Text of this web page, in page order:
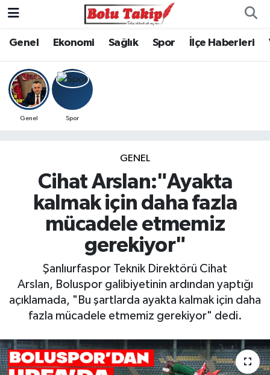
Genel Ekonomi Sağlık Spor İlçe Haberleri
Genel Spor
GENEL
Cihat Arslan:"Ayakta
kalmak için daha fazla
mücadele etmemiz
gerekiyor"
Şanlıurfaspor Teknik Direktörü Cihat
Arslan, Boluspor galibiyetinin ardından yaptığı
açıklamada, "Bu şartlarda ayakta kalmak için daha
fazla mücadele etmemiz gerekiyor" dedi.